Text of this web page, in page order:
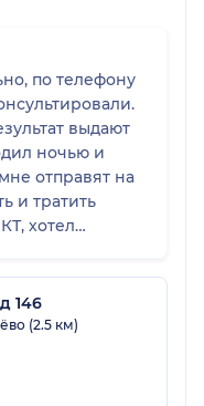
по телефону
выдают
ночью и
отправят на
и тратить
хотел
В клинике
не было, так
146
(2.5 км)